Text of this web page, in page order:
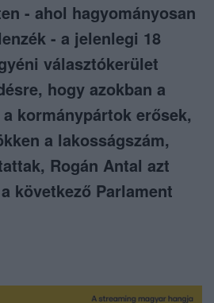
- ahol hagyományosan
- a jelenlegi 18
választókerület
hogy azokban a
kormánypártok erősek,
a lakosságszám,
Rogán Antal azt
következő Parlament